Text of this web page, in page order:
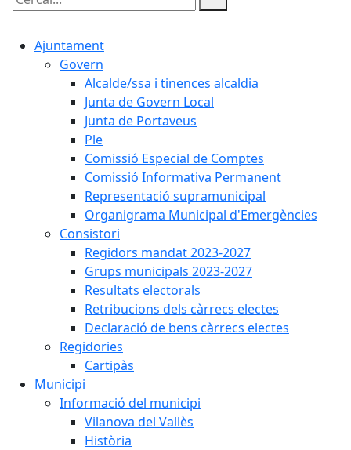
Cercar:
Ajuntament
Govern
Alcalde/ssa i tinences alcaldia
Junta de Govern Local
Junta de Portaveus
Ple
Comissió Especial de Comptes
Comissió Informativa Permanent
Representació supramunicipal
Organigrama Municipal d'Emergències
Consistori
Regidors mandat 2023-2027
Grups municipals 2023-2027
Resultats electorals
Retribucions dels càrrecs electes
Declaració de bens càrrecs electes
Regidories
Cartipàs
Municipi
Informació del municipi
Vilanova del Vallès
Història